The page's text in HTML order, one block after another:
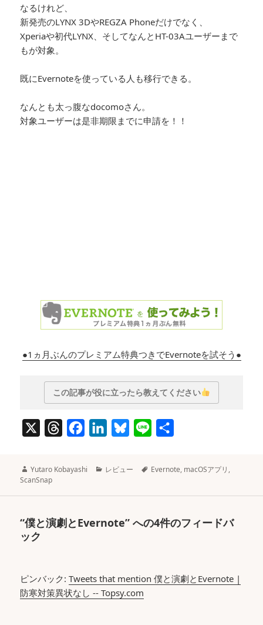
なるけれど、
新発売のLYNX 3DやREGZA Phoneだけでなく、
Xperiaや初代LYNX、そしてなんとHT-03Aユーザーまで
もが対象。
既にEvernoteを使っている人も移行できる。
なんとも太っ腹なdocomoさん。
対象ユーザーは是非期限までに申請を！！
●1ヵ月ぶんのプレミアム特典つきでEvernoteを試そう●
この記事が役に立ったら教えてください
r
a
d
c
b
e
s
k
作
成
Yutaro Kobayashi
カ
レビュー
タ
Evernote, macOSアプリ ,
ScanSnap
“僕と演劇とEvernote” への4件のフィードバ
ック
ピンバック:Tweets that mention 僕と演劇とEvernote |
防寒対策異状なし -- Topsy.com